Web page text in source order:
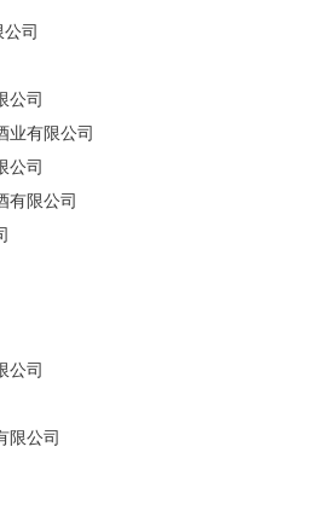
司
公司
业有限公司
公司
有限公司
公司
限公司